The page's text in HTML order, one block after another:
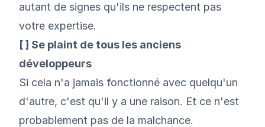
autant de signes qu'ils ne respectent pas
votre expertise.
[ ] Se plaint de tous les anciens
développeurs
Si cela n'a jamais fonctionné avec quelqu'un
d'autre, c'est qu'il y a une raison. Et ce n'est
probablement pas de la malchance.